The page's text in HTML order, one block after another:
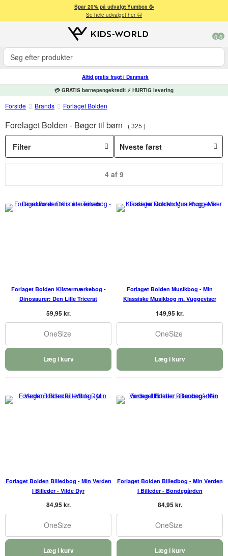
Spar 20% på udvalgt Yumbox 🥳
Se hele udvalget her 🤩
0 0
Altid gratis fragt i Danmark
💳 GRATIS børnepengekredit ⚡ HURTIG levering
Forside Brands Forlaget Bolden
Forelaget Bolden - Bøger til børn 325
Filter
4 af 9
Forlaget Bolden Klistermærkebog -
Dinosaurer: Den Lille Tricerat
59,95 kr.
OneSize
Læg i kurv
Forlaget Bolden Musikbog - Min
Klassiske Musikbog m. Vuggeviser
149,95 kr.
OneSize
Læg i kurv
Forlaget Bolden Billedbog - Min Verden
I Billeder - Vilde Dyr
84,95 kr.
OneSize
Læg i kurv
Forlaget Bolden Billedbog - Min Verden
I Billeder - Bondegården
84,95 kr.
OneSize
Læg i kurv